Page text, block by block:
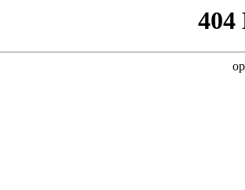
404